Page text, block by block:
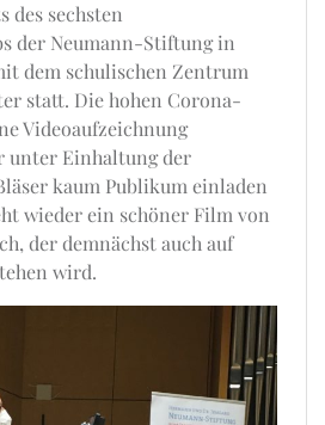
des sechsten
der Neumann-Stiftung in
dem schulischen Zentrum
statt. Die hohen Corona-
Videoaufzeichnung
unter Einhaltung der
kaum Publikum einladen
wieder ein schöner Film von
der demnächst auch auf
wird.